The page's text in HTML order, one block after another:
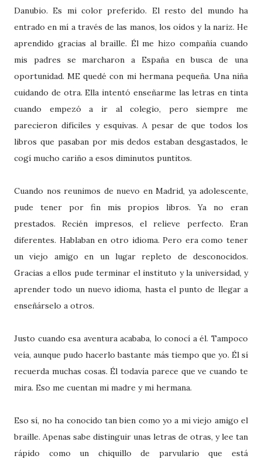
Danubio. Es mi color preferido. El resto del mundo ha
entrado en mí a través de las manos, los oídos y la nariz. He
aprendido gracias al braille. Él me hizo compañía cuando
mis padres se marcharon a España en busca de una
oportunidad. ME quedé con mi hermana pequeña. Una niña
cuidando de otra. Ella intentó enseñarme las letras en tinta
cuando empezó a ir al colegio, pero siempre me
parecieron difíciles y esquivas. A pesar de que todos los
libros que pasaban por mis dedos estaban desgastados, le
cogí mucho cariño a esos diminutos puntitos.
Cuando nos reunimos de nuevo en Madrid, ya adolescente,
pude tener por fin mis propios libros. Ya no eran
prestados. Recién impresos, el relieve perfecto. Eran
diferentes. Hablaban en otro idioma. Pero era como tener
un viejo amigo en un lugar repleto de desconocidos.
Gracias a ellos pude terminar el instituto y la universidad, y
aprender todo un nuevo idioma, hasta el punto de llegar a
enseñárselo a otros.
Justo cuando esa aventura acababa, lo conocí a él. Tampoco
veía, aunque pudo hacerlo bastante más tiempo que yo. Él sí
recuerda muchas cosas. Él todavía parece que ve cuando te
mira. Eso me cuentan mi madre y mi hermana.
Eso sí, no ha conocido tan bien como yo a mi viejo amigo el
braille. Apenas sabe distinguir unas letras de otras, y lee tan
rápido como un chiquillo de parvulario que está